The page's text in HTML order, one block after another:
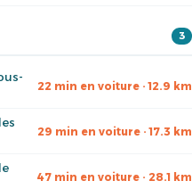
3
22 min en voiture · 12.9 km
29 min en voiture · 17.3 km
47 min en voiture · 28.1 km